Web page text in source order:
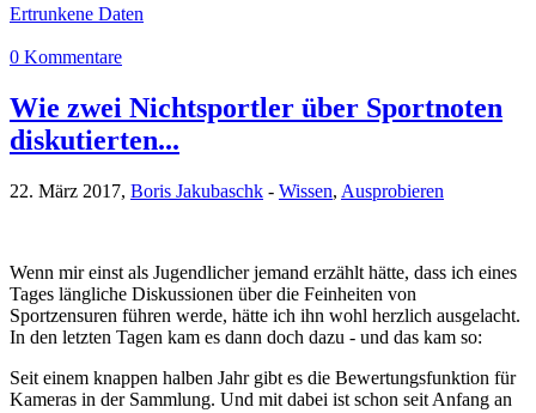
Ertrunkene Daten
0 Kommentare
Wie zwei Nichtsportler über Sportnoten
diskutierten...
22. März 2017, Boris Jakubaschk - Wissen, Ausprobieren
Wenn mir einst als Jugendlicher jemand erzählt hätte, dass ich eines
Tages längliche Diskussionen über die Feinheiten von
Sportzensuren führen werde, hätte ich ihn wohl herzlich ausgelacht.
In den letzten Tagen kam es dann doch dazu - und das kam so:
Seit einem knappen halben Jahr gibt es die Bewertungsfunktion für
Kameras in der Sammlung. Und mit dabei ist schon seit Anfang an